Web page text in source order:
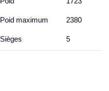
Poid maximum 2380
Sièges 5